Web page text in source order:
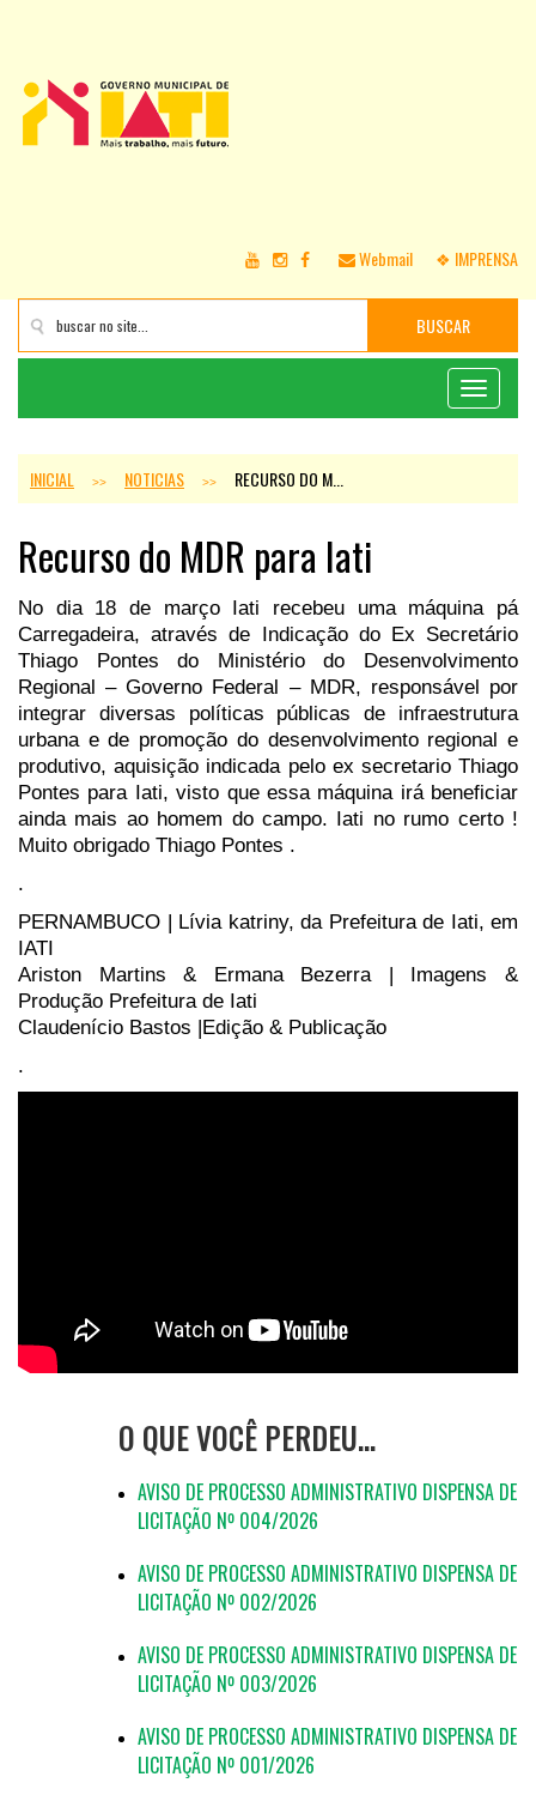
Webmail ❖ IMPRENSA
BUSCAR
Toggle
INICIAL >> NOTICIAS >> RECURSO DO M...
Recurso do MDR para Iati
No dia 18 de março Iati recebeu uma máquina pá
Carregadeira, através de Indicação do Ex Secretário
Thiago Pontes do Ministério do Desenvolvimento
Regional – Governo Federal – MDR, responsável por
integrar diversas políticas públicas de infraestrutura
urbana e de promoção do desenvolvimento regional e
produtivo, aquisição indicada pelo ex secretario Thiago
Pontes para Iati, visto que essa máquina irá beneficiar
ainda mais ao homem do campo. Iati no rumo certo !
Muito obrigado Thiago Pontes .
.
PERNAMBUCO | Lívia katriny, da Prefeitura de Iati, em
IATI
Ariston Martins & Ermana Bezerra | Imagens &
Produção Prefeitura de Iati
Claudenício Bastos |Edição & Publicação
.
O QUE VOCÊ PERDEU…
AVISO DE PROCESSO ADMINISTRATIVO DISPENSA DE
LICITAÇÃO Nº 004/2026
AVISO DE PROCESSO ADMINISTRATIVO DISPENSA DE
LICITAÇÃO Nº 002/2026
AVISO DE PROCESSO ADMINISTRATIVO DISPENSA DE
LICITAÇÃO Nº 003/2026
AVISO DE PROCESSO ADMINISTRATIVO DISPENSA DE
LICITAÇÃO Nº 001/2026